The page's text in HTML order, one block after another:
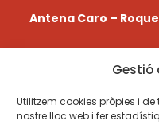
Gestió
Utilitzem cookies pròpies i
nostre lloc web i fer
Antena Caro –
Roquetes a les Terres
977 580 108